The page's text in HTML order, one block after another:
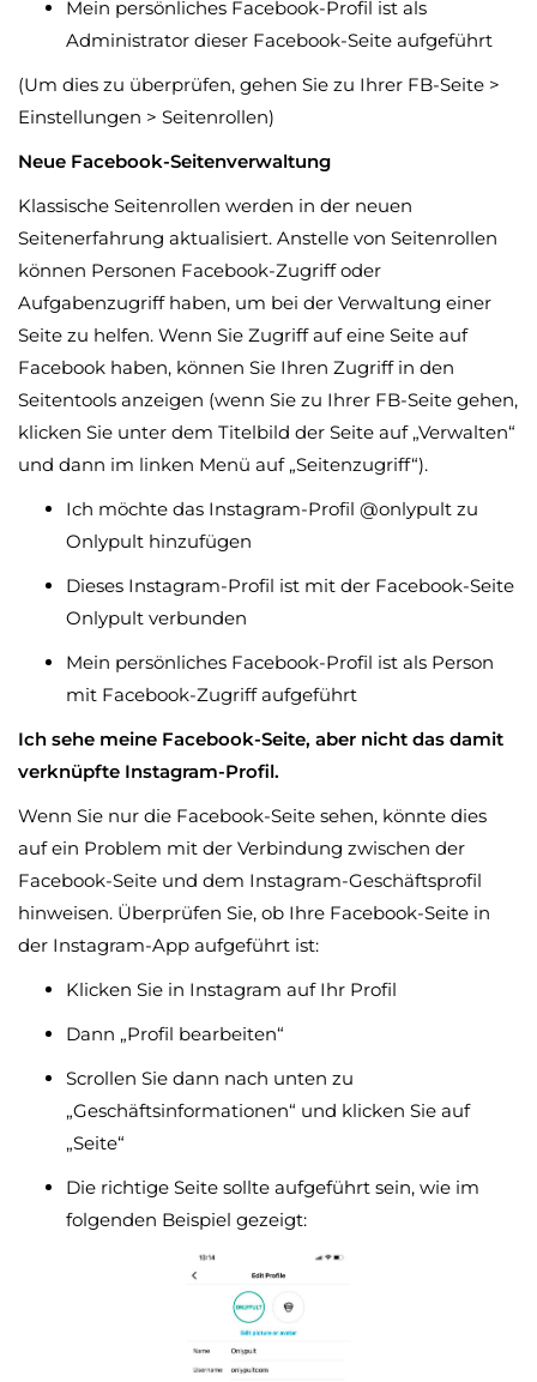
Mein persönliches Facebook-Profil ist als
Administrator dieser Facebook-Seite aufgeführt
(Um dies zu überprüfen, gehen Sie zu Ihrer FB-Seite >
Einstellungen > Seitenrollen)
Neue Facebook-Seitenverwaltung
Klassische Seitenrollen werden in der neuen
Seitenerfahrung aktualisiert. Anstelle von Seitenrollen
können Personen Facebook-Zugriff oder
Aufgabenzugriff haben, um bei der Verwaltung einer
Seite zu helfen. Wenn Sie Zugriff auf eine Seite auf
Facebook haben, können Sie Ihren Zugriff in den
Seitentools anzeigen (wenn Sie zu Ihrer FB-Seite gehen,
klicken Sie unter dem Titelbild der Seite auf „Verwalten“
und dann im linken Menü auf „Seitenzugriff“).
Ich möchte das Instagram-Profil @onlypult zu
Onlypult hinzufügen
Dieses Instagram-Profil ist mit der Facebook-Seite
Onlypult verbunden
Mein persönliches Facebook-Profil ist als Person
mit Facebook-Zugriff aufgeführt
Ich sehe meine Facebook-Seite, aber nicht das damit
verknüpfte Instagram-Profil.
Wenn Sie nur die Facebook-Seite sehen, könnte dies
auf ein Problem mit der Verbindung zwischen der
Facebook-Seite und dem Instagram-Geschäftsprofil
hinweisen. Überprüfen Sie, ob Ihre Facebook-Seite in
der Instagram-App aufgeführt ist:
Klicken Sie in Instagram auf Ihr Profil
Dann „Profil bearbeiten“
Scrollen Sie dann nach unten zu
„Geschäftsinformationen“ und klicken Sie auf
„Seite“
Die richtige Seite sollte aufgeführt sein, wie im
folgenden Beispiel gezeigt: